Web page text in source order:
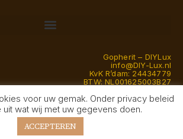
Gopherit – DIYLux
info@DIY-Lux.nl
KvK R’dam: 24434779
BTW: NL001625003B27
is een handelsnaam van eenmanszaak
van Schoenveters naar Modelbouw sinds
voor uw gemak. Onder privacy beleid
uit wat wij met uw gegevens doen.
ACCEPTEREN